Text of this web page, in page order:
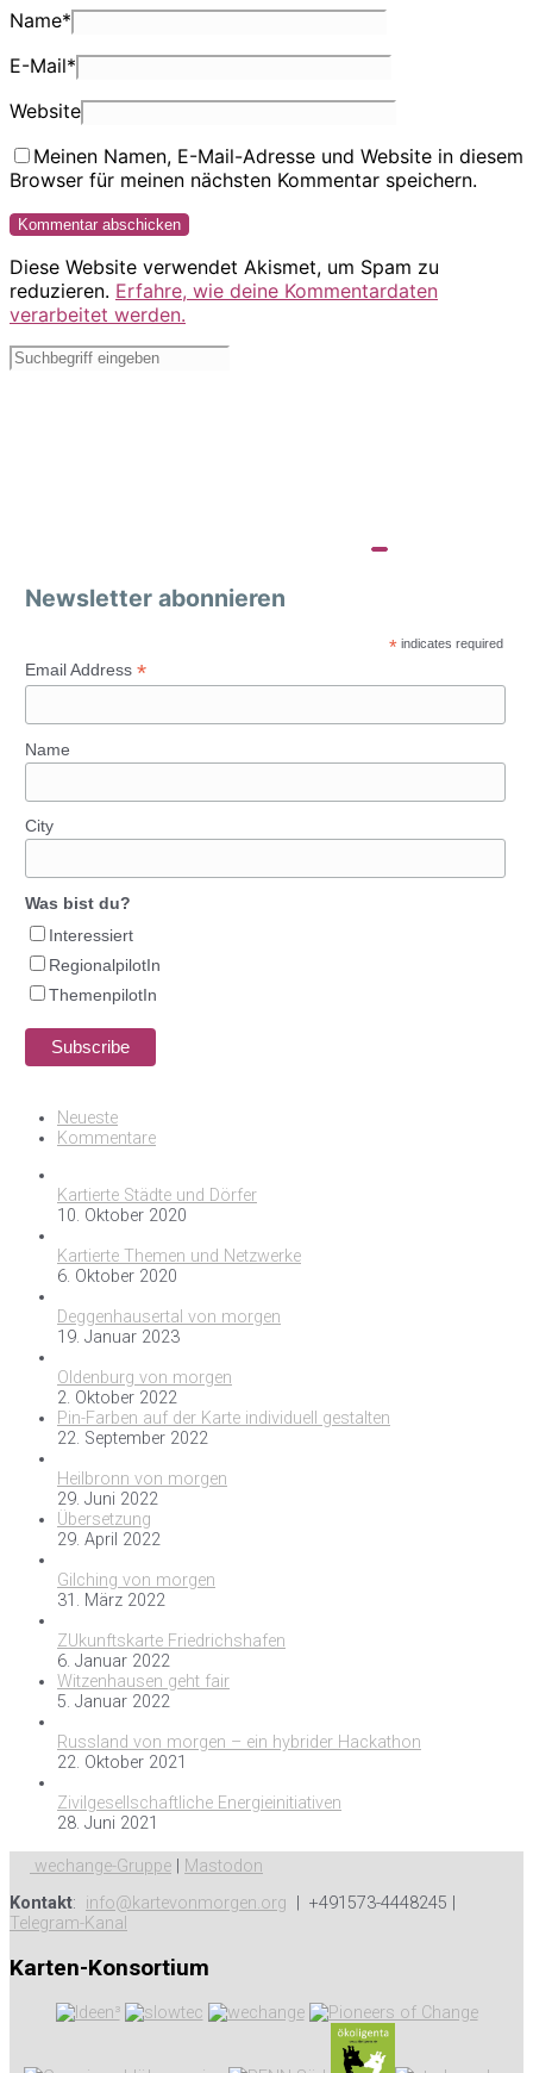
Name*
E-Mail*
Website
Meinen Namen, E-Mail-Adresse und Website in diesem
Browser für meinen nächsten Kommentar speichern.
Diese Website verwendet Akismet, um Spam zu
reduzieren. Erfahre, wie deine Kommentardaten
verarbeitet werden.
Newsletter abonnieren
* indicates required
Email Address *
Name
City
Was bist du?
Interessiert
RegionalpilotIn
ThemenpilotIn
Neueste
Kommentare
Kartierte Städte und Dörfer
10. Oktober 2020
Kartierte Themen und Netzwerke
6. Oktober 2020
Deggenhausertal von morgen
19. Januar 2023
Oldenburg von morgen
2. Oktober 2022
Pin-Farben auf der Karte individuell gestalten
22. September 2022
Heilbronn von morgen
29. Juni 2022
Übersetzung
29. April 2022
Gilching von morgen
31. März 2022
ZUkunftskarte Friedrichshafen
6. Januar 2022
Witzenhausen geht fair
5. Januar 2022
Russland von morgen – ein hybrider Hackathon
22. Oktober 2021
Zivilgesellschaftliche Energieinitiativen
28. Juni 2021
wechange-Gruppe
Mastodon
Kontakt: info@kartevonmorgen.org | +491573-4448245 |
Telegram-Kanal
Karten-Konsortium